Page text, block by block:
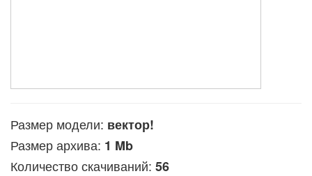
Размер модели: вектор!
Размер архива: 1 Mb
Количество скачиваний: 56